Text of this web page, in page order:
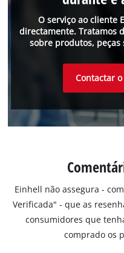
O serviço ao cliente
directamente. Tratamos
sobre produtos, peças
Contactar
Einhell não assegura -
Verificada" - que as
consumidores que
comprado os